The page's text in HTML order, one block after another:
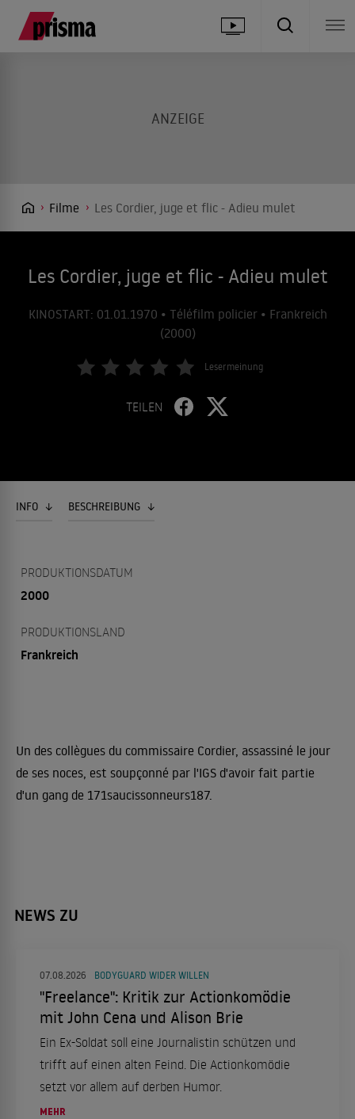
Filme Les Cordier, juge et flic - Adieu mulet
Les Cordier, juge et flic - Adieu mulet
KINOSTART: 01.01.1970 • Téléfilm policier • Frankreich
(2000)
Lesermeinung
TEILEN
INFO BESCHREIBUNG
PRODUKTIONSDATUM
2000
PRODUKTIONSLAND
Frankreich
Un des collègues du commissaire Cordier, assassiné le jour
de ses noces, est soupçonné par l'IGS d'avoir fait partie
d'un gang de 171saucissonneurs187.
NEWS ZU
07.08.2026 BODYGUARD WIDER WILLEN
"Freelance": Kritik zur Actionkomödie
mit John Cena und Alison Brie
Ein Ex-Soldat soll eine Journalistin schützen und
trifft auf einen alten Feind. Die Actionkomödie
setzt vor allem auf derben Humor.
MEHR